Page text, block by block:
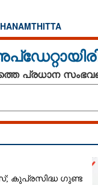
പ്രധാന
കുപ്രസിദ്ധ ഗുണ്ട